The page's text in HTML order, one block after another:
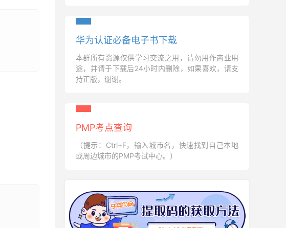
华为认证必备电子书下载
本群所有资源仅供学习交流之用，请勿用作商业用
途，并请于下载后24小时内删除，如果喜欢，请支
持正版，谢谢。
PMP考点查询
（提示：Ctrl+F，输入城市名，快速找到自己本地
或周边城市的PMP考试中心。）